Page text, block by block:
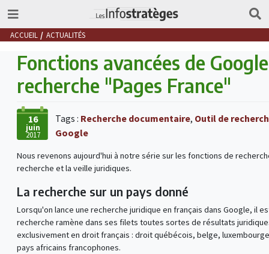
ACCUEIL ACTUALITÉS
Fonctions avancées de
recherche "Pages France"
16
juin
2017
Tags : Recherche documentaire, Outil de
Google
Nous revenons aujourd'hui à notre série sur les fonctions de
recherche et la veille juridiques.
La recherche sur un pays donné
Lorsqu'on lance une recherche juridique en français dans Google, il
recherche ramène dans ses filets toutes sortes de résultats
exclusivement en droit français : droit québécois, belge,
pays africains francophones.